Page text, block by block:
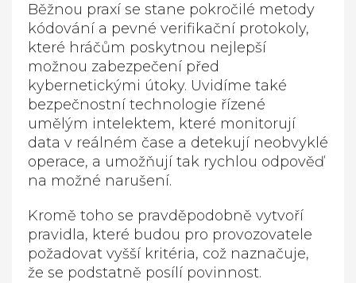
Běžnou praxí se stane pokročilé metody
kódování a pevné verifikační protokoly,
které hráčům poskytnou nejlepší
možnou zabezpečení před
kybernetickými útoky. Uvidíme také
bezpečnostní technologie řízené
umělým intelektem, které monitorují
data v reálném čase a detekují neobvyklé
operace, a umožňují tak rychlou odpověď
na možné narušení.
Kromě toho se pravděpodobně vytvoří
pravidla, které budou pro provozovatele
požadovat vyšší kritéria, což naznačuje,
že se podstatně posílí povinnost.